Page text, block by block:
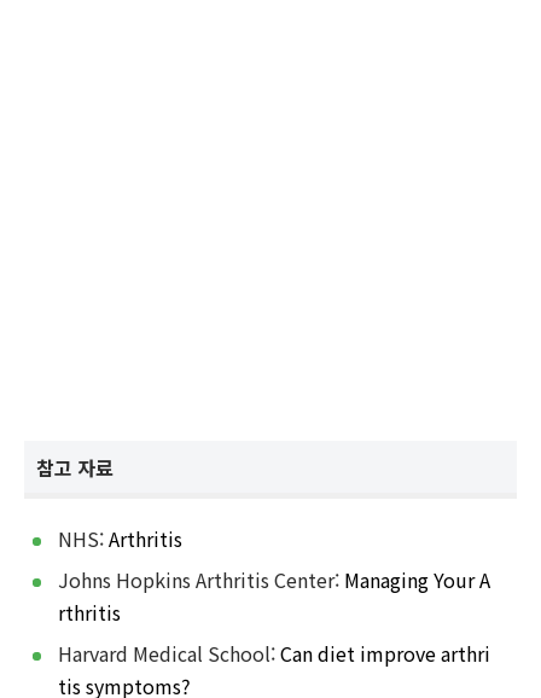
참고 자료
NHS:Arthritis
Johns Hopkins Arthritis Center: Managing Your A
rthritis
Harvard Medical School:Can diet improve arthri
tis symptoms?